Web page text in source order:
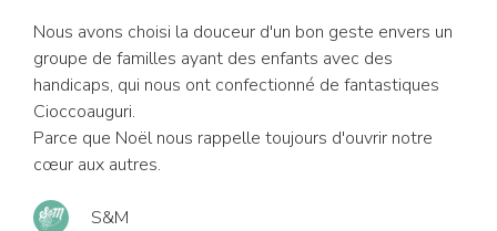
Nous avons choisi la douceur d'un bon geste envers un
groupe de familles ayant des enfants avec des
handicaps, qui nous ont confectionné de fantastiques
Cioccoauguri.
Parce que Noël nous rappelle toujours d'ouvrir notre
cœur aux autres.
S&M